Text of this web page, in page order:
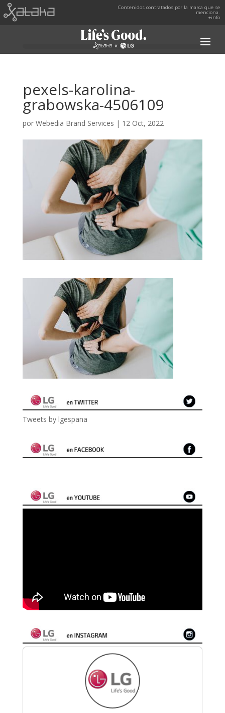
Contenidos contratados por la marca que se
menciona.
+info
pexels-karolina-
grabowska-4506109
por Webedia Brand Services | 12 Oct, 2022
Tweets by lgespana